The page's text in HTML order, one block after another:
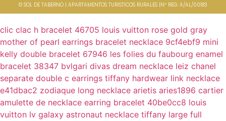
© SOL DE TABERNO | APARTAMENTOS TURISTICOS RURALES |Nº REG: A/AL/00183
clic clac h bracelet 46705 louis vuitton rose gold gray
mother of pearl earrings bracelet necklace 9cf4ebf9 mini
kelly double bracelet 67946 les folies du faubourg enamel
bracelet 38347 bvlgari divas dream necklace leiz chanel
separate double c earrings tiffany hardwear link necklace
e41dbac2 zodiaque long necklace arietis aries1896 cartier
amulette de necklace earring bracelet 40be0cc8 louis
vuitton lv galaxy astronaut necklace tiffany large full